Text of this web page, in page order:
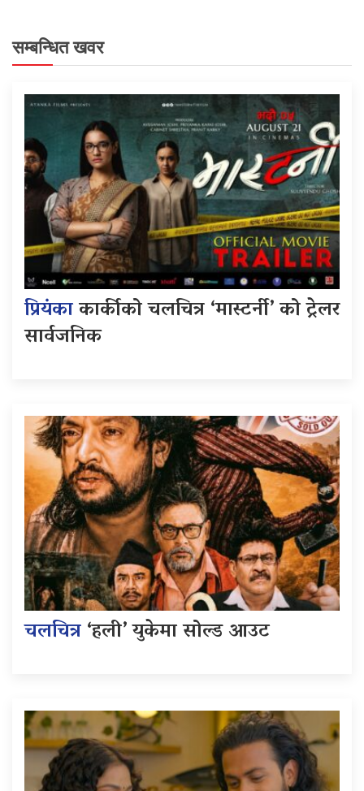
सम्बन्धित खवर
प्रियंकाकार्कीको चलचित्र ‘मास्टर्नी’ को ट्रेलर
सार्वजनिक
चलचित्र‘हली’ युकेमा सोल्ड आउट